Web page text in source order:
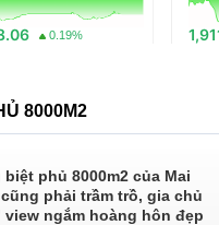
0.19%
8000M2
phủ 8000m2 của Mai
phải trầm trồ, gia chủ
ngắm hoàng hôn đẹp